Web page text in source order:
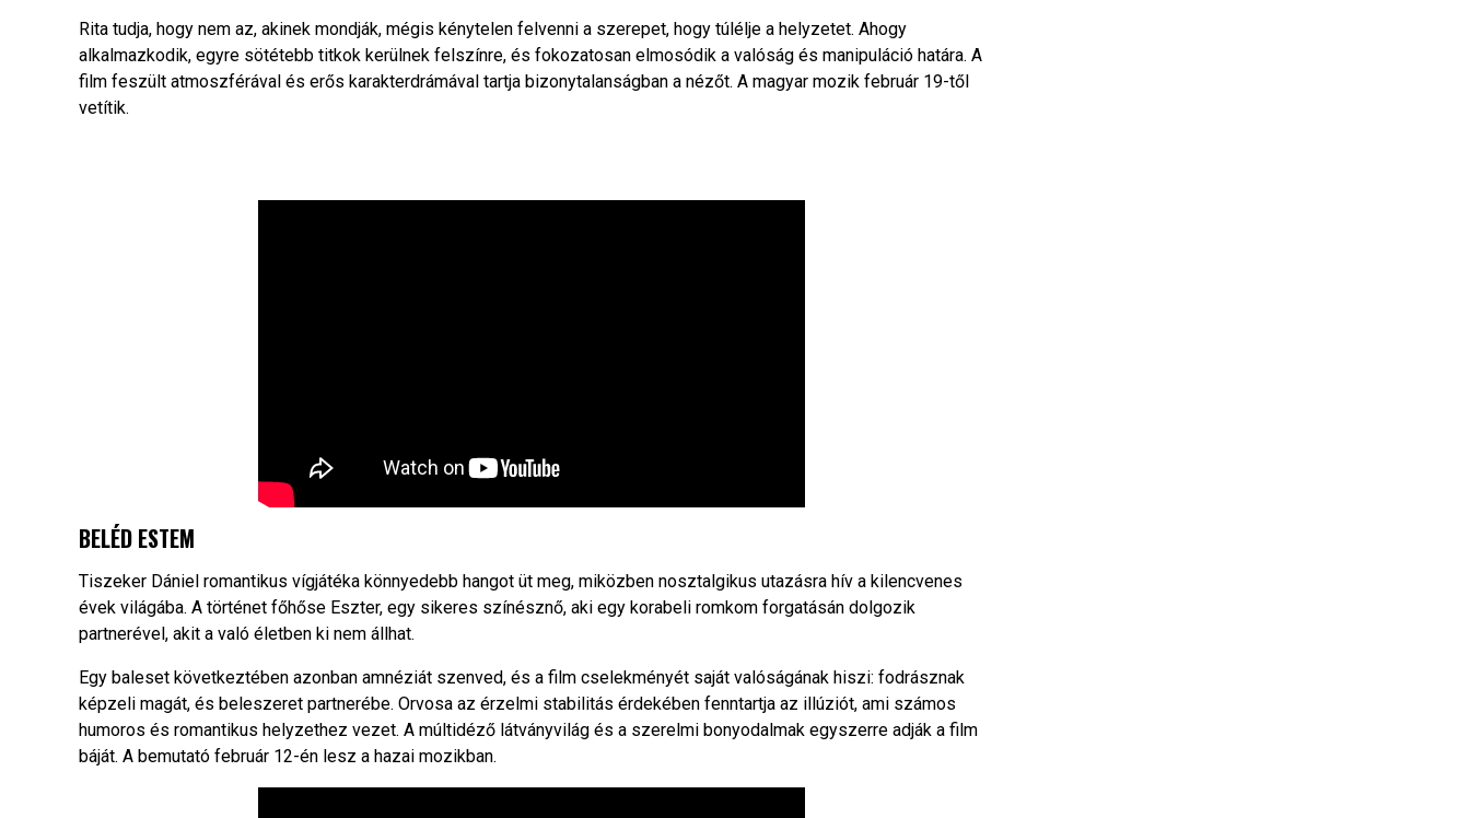
Rita tudja, hogy nem az, akinek mondják, mégis kénytelen felvenni a szerepet, hogy túlélje a helyzetet. Ahogy
alkalmazkodik, egyre sötétebb titkok kerülnek felszínre, és fokozatosan elmosódik a valóság és manipuláció határa. A
film feszült atmoszférával és erős karakterdrámával tartja bizonytalanságban a nézőt. A magyar mozik február 19-től
vetítik.
BELÉD ESTEM
Tiszeker Dániel romantikus vígjátéka könnyedebb hangot üt meg, miközben nosztalgikus utazásra hív a kilencvenes
évek világába. A történet főhőse Eszter, egy sikeres színésznő, aki egy korabeli romkom forgatásán dolgozik
partnerével, akit a való életben ki nem állhat.
Egy baleset következtében azonban amnéziát szenved, és a film cselekményét saját valóságának hiszi: fodrásznak
képzeli magát, és beleszeret partnerébe. Orvosa az érzelmi stabilitás érdekében fenntartja az illúziót, ami számos
humoros és romantikus helyzethez vezet. A múltidéző látványvilág és a szerelmi bonyodalmak egyszerre adják a film
báját. A bemutató február 12-én lesz a hazai mozikban.